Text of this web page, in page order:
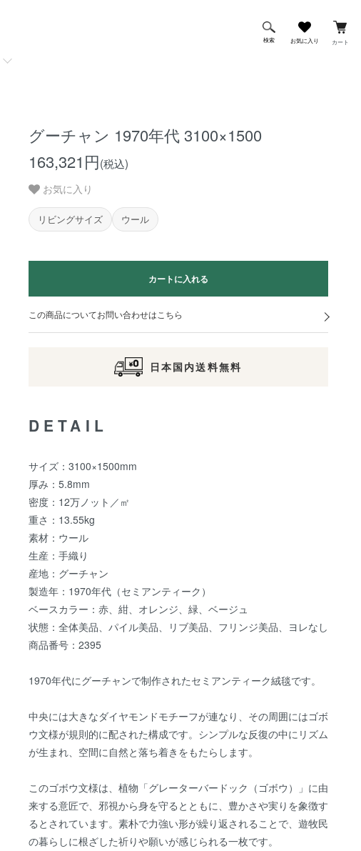
検索 お気に入り カート
グーチャン 1970年代 3100×1500
163,321円(税込)
お気に入り
リビングサイズ ウール
カートに入れる
この商品についてお問い合わせはこちら
日本国内送料無料
DETAIL
サイズ：3100×1500mm
厚み：5.8mm
密度：12万ノット／㎡
重さ：13.55kg
素材：ウール
生産：手織り
産地：グーチャン
製造年：1970年代（セミアンティーク）
ベースカラー：赤、紺、オレンジ、緑、ベージュ
状態：全体美品、パイル美品、リブ美品、フリンジ美品、ヨレなし
商品番号：2395
1970年代にグーチャンで制作されたセミアンティーク絨毯です。
中央には大きなダイヤモンドモチーフが連なり、その周囲にはゴボ
ウ文様が規則的に配された構成です。シンプルな反復の中にリズム
が生まれ、空間に自然と落ち着きをもたらします。
このゴボウ文様は、植物「グレーターバードック（ゴボウ）」に由
来する意匠で、邪視から身を守るとともに、豊かさや実りを象徴す
るとされています。素朴で力強い形が繰り返されることで、遊牧民
の暮らしに根ざした祈りや願いが感じられる一枚です。